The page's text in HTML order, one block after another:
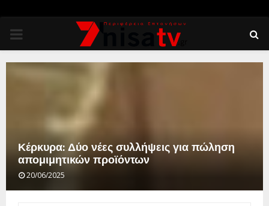
PRIMARY
MENU
Κέρκυρα: Δύο νέες συλλήψεις για πώληση
απομιμητικών προϊόντων
20/06/2025